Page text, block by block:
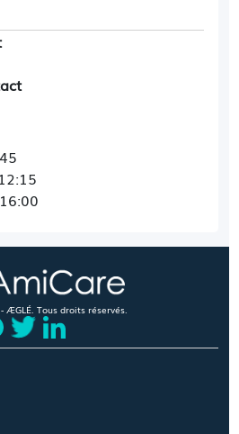
ÆGLÉ. Tous droits réservés.